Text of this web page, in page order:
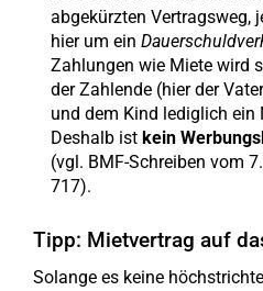
abgekürzten Vertragsweg,
hier um ein
Zahlungen wie Miete wird
der Zahlende (hier der
und dem Kind lediglich ein
Deshalb ist kein
(vgl. BMF-Schreiben vom
717).
Tipp: Mietvertrag auf
Solange es keine